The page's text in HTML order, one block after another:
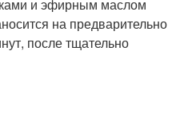
и эфирным маслом
на предварительно
после тщательно